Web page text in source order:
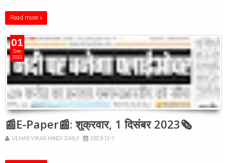
Read more »
01
Dec
2023
📰E-Paper📰: शुक्रवार, 1 दिसंबर 2023🗞
ULHAS VIKAS HINDI DAILY 2023-12-1